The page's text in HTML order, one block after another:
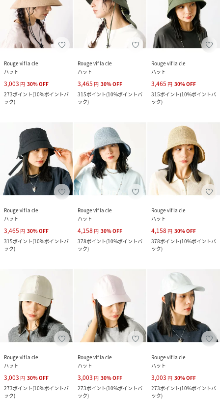
Rouge vif la cle
ハット
3,003 円 30%OFF
273ポイント(10%ポイントバ
ック)
Rouge vif la cle
ハット
3,465 円 30%OFF
315ポイント(10%ポイントバ
ック)
Rouge vif la cle
ハット
3,465 円 30%OFF
315ポイント(10%ポイントバ
ック)
Rouge vif la cle
ハット
3,465 円 30%OFF
315ポイント(10%ポイントバ
ック)
Rouge vif la cle
ハット
4,158 円 30%OFF
378ポイント(10%ポイントバ
ック)
Rouge vif la cle
ハット
4,158 円 30%OFF
378ポイント(10%ポイントバ
ック)
Rouge vif la cle
ハット
3,003 円 30%OFF
273ポイント(10%ポイントバ
ック)
Rouge vif la cle
ハット
3,003 円 30%OFF
273ポイント(10%ポイントバ
ック)
Rouge vif la cle
ハット
3,003 円 30%OFF
273ポイント(10%ポイントバ
ック)